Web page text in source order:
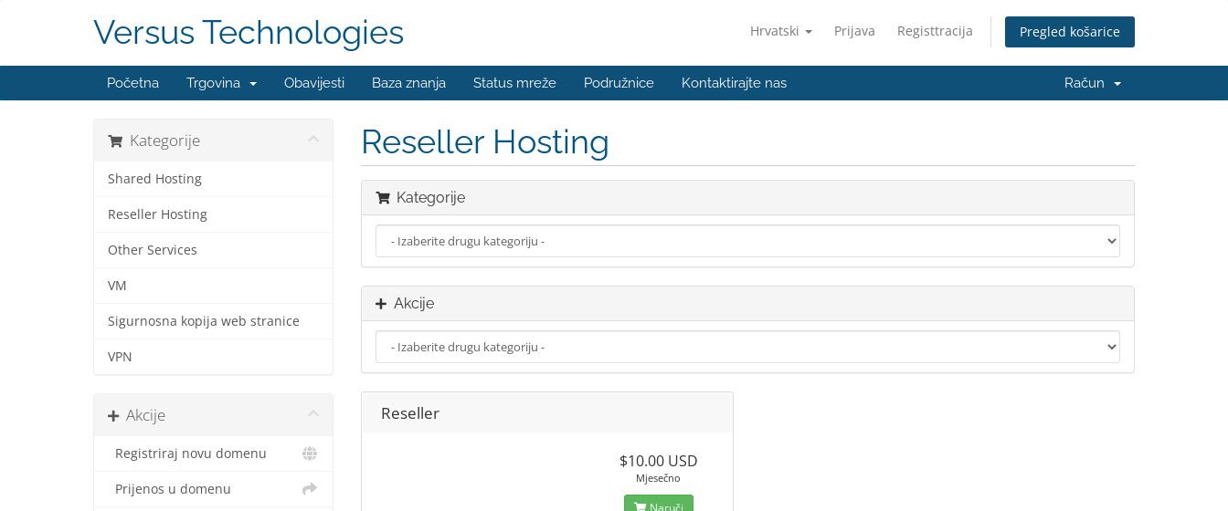
Hrvatski Prijava Registtracija Pregled košarice
Versus Technologies
Početna Trgovina Obavijesti Baza znanja Status mreže Podružnice Kontaktirajte nas Račun
Reseller Hosting
Kategorije
Shared Hosting
Reseller Hosting
Other Services
VM
Sigurnosna kopija web stranice
VPN
Akcije
Registriraj novu domenu
Prijenos u domenu
Kategorije
Akcije
Reseller
$10.00 USD
Mjesečno
Naruči